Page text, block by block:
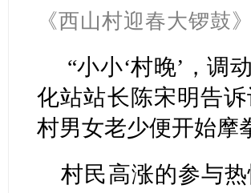
《西山村迎春大锣鼓
“小小‘村晚’，调
化站站长陈宋明告
村男女老少便开始摩
村民高涨的参与